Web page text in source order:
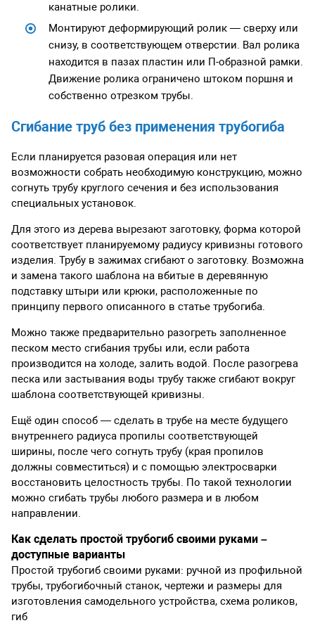
канатные ролики.
Монтируют деформирующий ролик — сверху или
снизу, в соответствующем отверстии. Вал ролика
находится в пазах пластин или П-образной рамки.
Движение ролика ограничено штоком поршня и
собственно отрезком трубы.
Сгибание труб без применения трубогиба
Если планируется разовая операция или нет
возможности собрать необходимую конструкцию, можно
согнуть трубу круглого сечения и без использования
специальных установок.
Для этого из дерева вырезают заготовку, форма которой
соответствует планируемому радиусу кривизны готового
изделия. Трубу в зажимах сгибают о заготовку. Возможна
и замена такого шаблона на вбитые в деревянную
подставку штыри или крюки, расположенные по
принципу первого описанного в статье трубогиба.
Можно также предварительно разогреть заполненное
песком место сгибания трубы или, если работа
производится на холоде, залить водой. После разогрева
песка или застывания воды трубу также сгибают вокруг
шаблона соответствующей кривизны.
Ещё один способ — сделать в трубе на месте будущего
внутреннего радиуса пропилы соответствующей
ширины, после чего согнуть трубу (края пропилов
должны совместиться) и с помощью электросварки
восстановить целостность трубы. По такой технологии
можно сгибать трубы любого размера и в любом
направлении.
Как сделать простой трубогиб своими руками –
доступные варианты
Простой трубогиб своими руками: ручной из профильной
трубы, трубогибочный станок, чертежи и размеры для
изготовления самодельного устройства, схема роликов,
гиб